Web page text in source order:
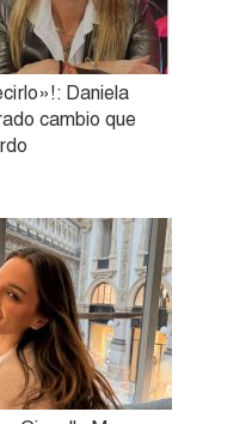
Daniela
cambio que